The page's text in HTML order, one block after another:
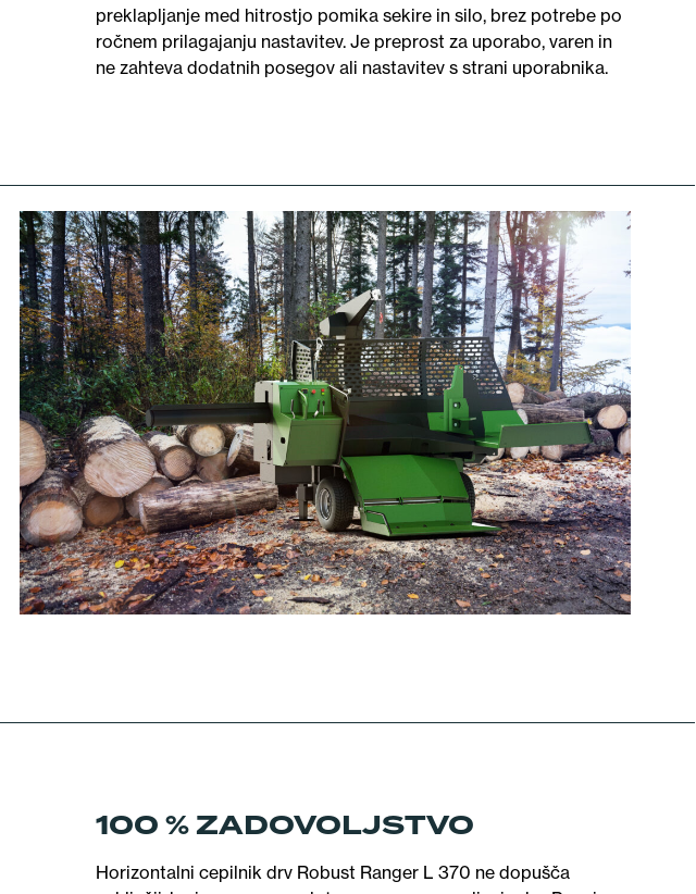
preklapljanje med hitrostjo pomika sekire in silo, brez potrebe po
ročnem prilagajanju nastavitev. Je preprost za uporabo, varen in
ne zahteva dodatnih posegov ali nastavitev s strani uporabnika.
100 % ZADOVOLJSTVO
Horizontalni cepilnik drv Robust Ranger L 370 ne dopušča